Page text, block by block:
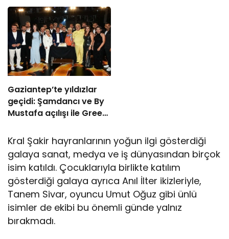
Gaziantep’te yıldızlar
geçidi: Şamdancı ve By
Mustafa açılışı ile Green
Kral Şakir hayranlarının yoğun ilgi gösterdiği
galaya sanat, medya ve iş dünyasından birçok
isim katıldı. Çocuklarıyla birlikte katılım
gösterdiği galaya ayrıca Anıl İlter ikizleriyle,
Tanem Sivar, oyuncu Umut Oğuz gibi ünlü
isimler de ekibi bu önemli günde yalnız
bırakmadı.